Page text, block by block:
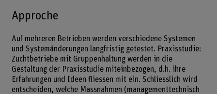
Approche
Auf mehreren Betrieben werden verschiedene Systemen
und Systemänderungen langfristig getestet. Praxisstudie:
Zuchtbetriebe mit Gruppenhaltung werden in die
Gestaltung der Praxisstudie miteinbezogen, d.h. ihre
Erfahrungen und Ideen fliessen mit ein. Schliesslich wird
entscheiden, welche Massnahmen (managementtechnisch